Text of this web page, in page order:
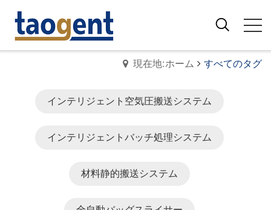
現在地:ホーム すべてのタグ
インテリジェント空気圧搬送システム
インテリジェントバッチ処理システム
材料静的搬送システム